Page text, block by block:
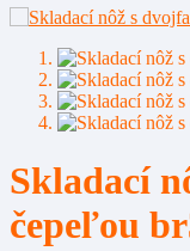
Skladací
čepeľou